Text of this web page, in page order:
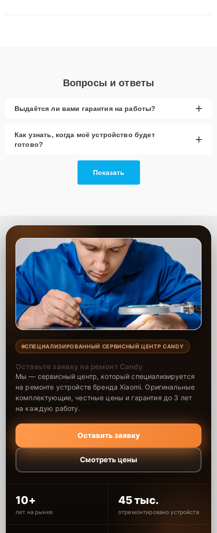
Вопросы и ответы
Выдаётся ли вами гарантия на работы? +
Как узнать, когда моё устройство будет
готово?
+
Показать
СПЕЦИАЛИЗИРОВАННЫЙ СЕРВИСНЫЙ ЦЕНТР CANDY
Оставьте заявку на ремонт Candy
Мы — сервисный центр, который специализируется
на ремонте устройств бренда Xiaomi. Оригинальные
комплектующие, честные цены и гарантия до 3 лет
на каждую работу.
Оставить заявку
Смотреть цены
10+
лет на рынке
45 тыс.
отремонтировано устройств